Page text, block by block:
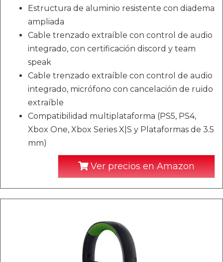
Estructura de aluminio resistente con diadema
ampliada
Cable trenzado extraíble con control de audio
integrado, con certificación discord y team
speak
Cable trenzado extraíble con control de audio
integrado, micrófono con cancelación de ruido
extraíble
Compatibilidad multiplataforma (PS5, PS4,
Xbox One, Xbox Series X|S y Plataformas de 3.5
mm)
Ver precios en Amazon